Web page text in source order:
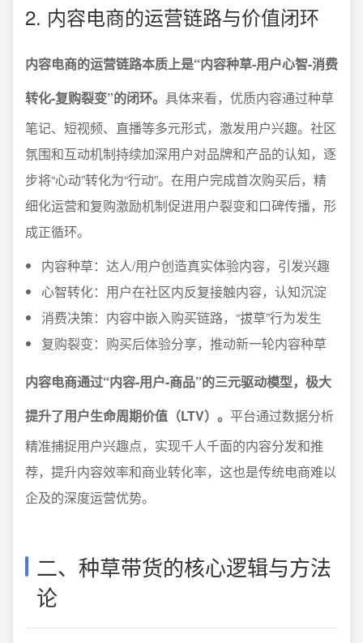
2. 内容电商的运营链路与价值闭环
内容电商的运营链路本质上是“内容种草-用户心智-消费
转化-复购裂变”的闭环。 具体来看，优质内容通过种草
笔记、短视频、直播等多元形式，激发用户兴趣。社区
氛围和互动机制持续加深用户对品牌和产品的认知，逐
步将“心动”转化为“行动”。在用户完成首次购买后，精
细化运营和复购激励机制促进用户裂变和口碑传播，形
成正循环。
内容种草：达人/用户创造真实体验内容，引发兴趣
心智转化：用户在社区内反复接触内容，认知沉淀
消费决策：内容中嵌入购买链路，“拔草”行为发生
复购裂变：购买后体验分享，推动新一轮内容种草
内容电商通过“内容-用户-商品”的三元驱动模型，极大
提升了用户生命周期价值（LTV）。 平台通过数据分析
精准捕捉用户兴趣点，实现千人千面的内容分发和推
荐，提升内容效率和商业转化率，这也是传统电商难以
企及的深度运营优势。
二、种草带货的核心逻辑与方法
论